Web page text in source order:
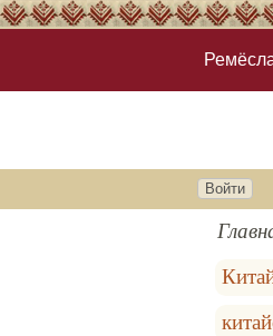
Войти